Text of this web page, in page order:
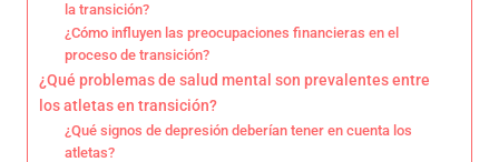
la transición?
¿Cómo influyen las preocupaciones financieras en el
proceso de transición?
¿Qué problemas de salud mental son prevalentes entre
los atletas en transición?
¿Qué signos de depresión deberían tener en cuenta los
atletas?